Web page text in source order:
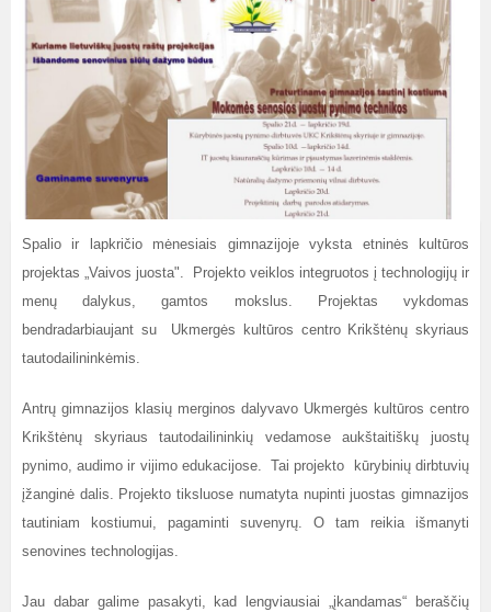
Spalio ir lapkričio mėnesiais gimnazijoje vyksta etninės kultūros
projektas „Vaivos juosta". Projekto veiklos integruotos į technologijų ir
menų dalykus, gamtos mokslus. Projektas vykdomas
bendradarbiaujant su Ukmergės kultūros centro Krikštėnų skyriaus
tautodailininkėmis.
Antrų gimnazijos klasių merginos dalyvavo Ukmergės kultūros centro
Krikštėnų skyriaus tautodailininkių vedamose aukštaitiškų juostų
pynimo, audimo ir vijimo edukacijose. Tai projekto kūrybinių dirbtuvių
įžanginė dalis. Projekto tiksluose numatyta nupinti juostas gimnazijos
tautiniam kostiumui, pagaminti suvenyrų. O tam reikia išmanyti
senovines technologijas.
Jau dabar galime pasakyti, kad lengviausiai „įkandamas“ beraščių